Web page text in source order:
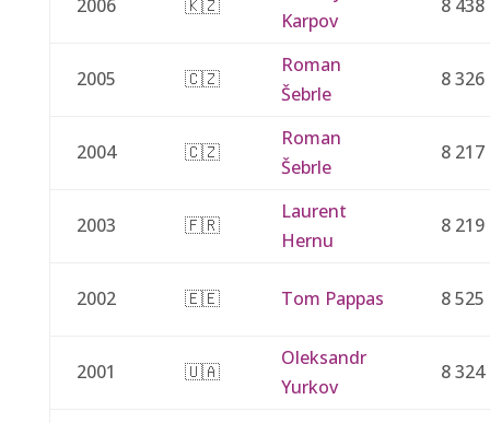
2006 🇰🇿
Karpov
8 438
2005 🇨🇿
Roman
Šebrle
8 326
2004 🇨🇿
Roman
Šebrle
8 217
2003 🇫🇷
Laurent
Hernu
8 219
2002 🇪🇪 Tom Pappas 8 525
2001 🇺🇦
Oleksandr
Yurkov
8 324